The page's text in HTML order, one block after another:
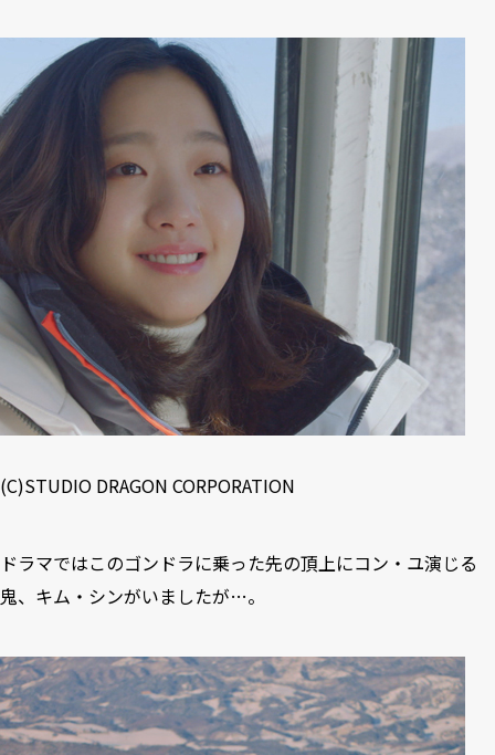
(C)STUDIO DRAGON CORPORATION
ドラマではこのゴンドラに乗った先の頂上にコン・ユ演じる
鬼、キム・シンがいましたが…。